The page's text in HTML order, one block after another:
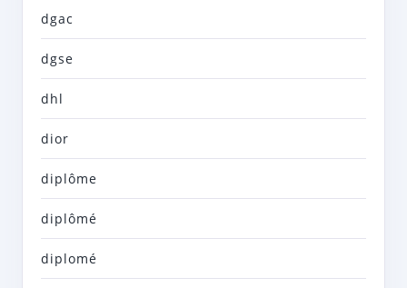
dgac
dgse
dhl
dior
diplôme
diplômé
diplomé